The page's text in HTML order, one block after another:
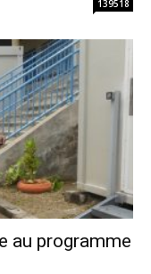
139518
au programme